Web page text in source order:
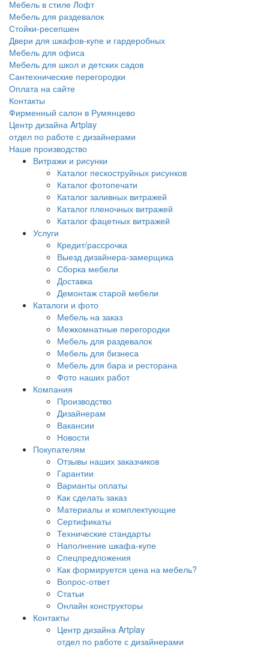
Мебель в стиле Лофт
Мебель для раздевалок
Стойки-ресепшен
Двери для шкафов-купе и гардеробных
Мебель для офиса
Мебель для школ и детских садов
Сантехнические перегородки
Оплата на сайте
Контакты
Фирменный салон в Румянцево
Центр дизайна Artplay
отдел по работе с дизайнерами
Наше производство
Витражи и рисунки
Каталог пескоструйных рисунков
Каталог фотопечати
Каталог заливных витражей
Каталог пленочных витражей
Каталог фацетных витражей
Услуги
Кредит/рассрочка
Выезд дизайнера-замерщика
Сборка мебели
Доставка
Демонтаж старой мебели
Каталоги и фото
Мебель на заказ
Межкомнатные перегородки
Мебель для раздевалок
Мебель для бизнеса
Мебель для бара и ресторана
Фото наших работ
Компания
Производство
Дизайнерам
Вакансии
Новости
Покупателям
Отзывы наших заказчиков
Гарантии
Варианты оплаты
Как сделать заказ
Материалы и комплектующие
Сертификаты
Технические стандарты
Наполнение шкафа-купе
Спецпредложения
Как формируется цена на мебель?
Вопрос-ответ
Статьи
Онлайн конструкторы
Контакты
Центр дизайна Artplay
отдел по работе с дизайнерами